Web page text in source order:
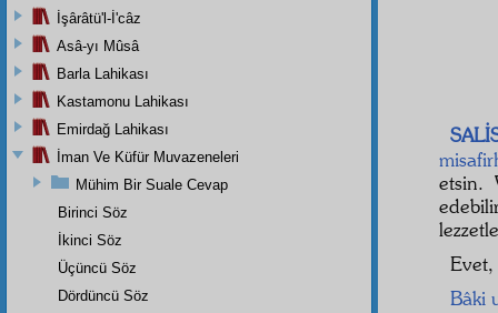
Evet,
Bâki
İşârâtü'l-İ'câz
Asâ-yı Mûsâ
Barla Lahikası
Kastamonu Lahikası
Emirdağ Lahikası
İman Ve Küfür Muvazeneleri
Mühim Bir Suale Cevap
Birinci Söz
İkinci Söz
Üçüncü Söz
Dördüncü Söz